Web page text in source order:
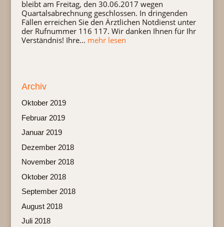
bleibt am Freitag, den 30.06.2017 wegen
Quartalsabrechnung geschlossen. In dringenden
Fällen erreichen Sie den Ärztlichen Notdienst unter
der Rufnummer 116 117. Wir danken Ihnen für Ihr
Verständnis! Ihre... mehr lesen
Archiv
Oktober 2019
Februar 2019
Januar 2019
Dezember 2018
November 2018
Oktober 2018
September 2018
August 2018
Juli 2018